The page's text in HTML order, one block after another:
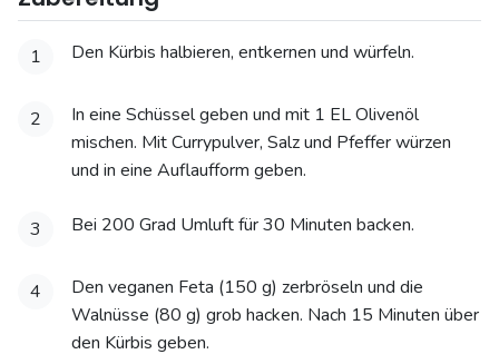
1 Den Kürbis halbieren, entkernen und würfeln.
2
In eine Schüssel geben und mit 1 EL Olivenöl
mischen. Mit Currypulver, Salz und Pfeffer würzen
und in eine Auflaufform geben.
3 Bei 200 Grad Umluft für 30 Minuten backen.
4
Den veganen Feta (150 g) zerbröseln und die
Walnüsse (80 g) grob hacken. Nach 15 Minuten über
den Kürbis geben.